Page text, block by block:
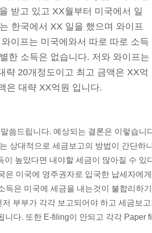
받고 있고 XX월부터 미국에서 일
한국에서 XX 일을 했으며 와이프
이프는 미국에와서 따로 따로 소득
한 소득은 없습니다. 저와 와이프는
략 20개정도이고 최고 금액은 XX억
은 대략 XX억원 입니다.
씀드립니다. 예상되는 결론은 이렇습니
상대적으로 세금보고의 방법이 간단하
높았다면 내야할 세금이 많아질 수 있
미국에 영주권자로 입국한 납세자에게
은 미국에 세금을 내는것이 불합리하기
부부가 각각 보고되어야 하고 세금보
니다. 또한 E-filing이 안되고 각각 Paper